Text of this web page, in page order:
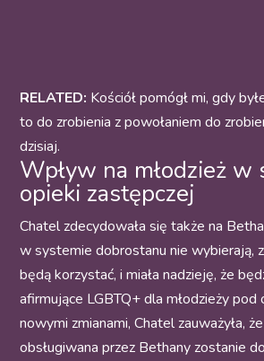
RELATED: Kościół pomógł mi, gdy
to do zrobienia z powołaniem do
dzisiaj.
Wpływ na młodzież w
opieki zastępczej
Chatel zdecydowała się także na
w systemie dobrostanu nie wybierają,
będą korzystać, i miała nadzieję, że
afirmujące LGBTQ+ dla młodzieży pod
nowymi zmianami, Chatel zauważyła,
obsługiwana przez Bethany zostanie